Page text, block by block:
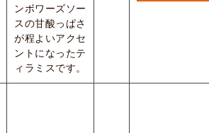
ンボワーズソー
スの甘酸っぱさ
が程よいアクセ
ントになったテ
ィラミスです。